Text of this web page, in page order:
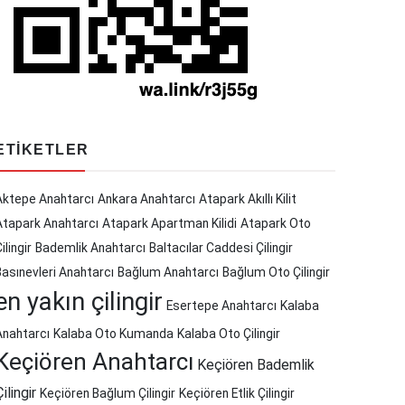
Anahtarcı Ankara Anahtarcı Atapark Akıllı Kilit
Anahtarcı Atapark Apartman Kilidi Atapark Oto
Bademlik Anahtarcı Baltacılar Caddesi Çilingir
Anahtarcı Bağlum Anahtarcı Bağlum Oto Çilingir
yakın çilingir Esertepe Anahtarcı Kalaba
Kalaba Oto Kumanda Kalaba Oto Çilingir
Anahtarcı Keçiören Bademlik
Keçiören Bağlum Çilingir Keçiören Etlik Çilingir